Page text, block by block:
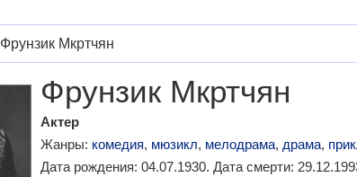
Фрунзик Мкртчян
Фрунзик Мкртчян
Актер
Жанры: комедия, мюзикл, мелодрама, драма,
Дата рождения: 04.07.1930. Дата смерти: